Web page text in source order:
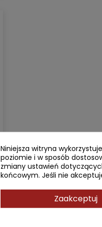
Niniejsza witryna
poziomie i w sposób
zmiany ustawień
końcowym. Jeśli nie
Zaakceptuj